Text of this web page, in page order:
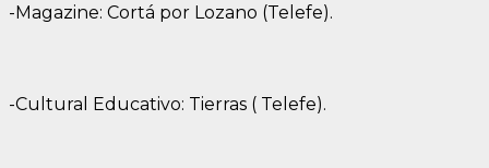
-Magazine: Cortá por Lozano (Telefe).
-Cultural Educativo: Tierras ( Telefe).